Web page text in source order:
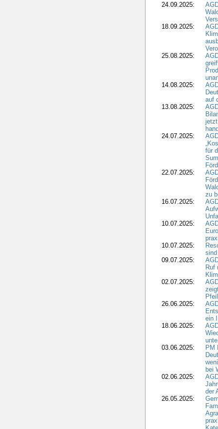
24.09.2025:
18.09.2025:
25.08.2025:
14.08.2025:
auf
13.08.2025:
24.07.2025:
für
22.07.2025:
zu
16.07.2025:
10.07.2025:
10.07.2025:
09.07.2025:
Ruf
02.07.2025:
26.06.2025:
ein
18.06.2025:
03.06.2025:
PM
bei
02.06.2025:
der
26.05.2025: